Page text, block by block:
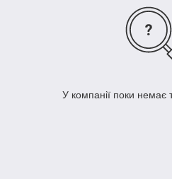
У компанії поки немає